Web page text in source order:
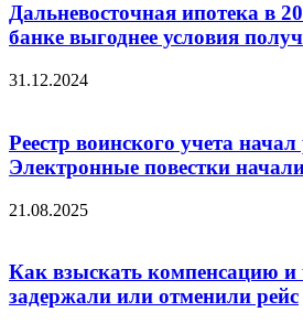
Дальневосточная ипотека в
банке выгоднее условия
31.12.2024
Реестр воинского учета начал
Электронные повестки
21.08.2025
Как взыскать компенсацию и
задержали или отменили рейс